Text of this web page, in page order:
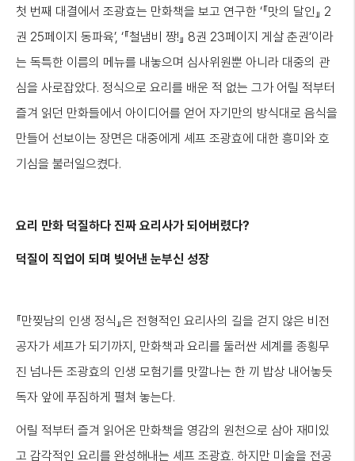
첫 번째 대결에서 조광효는 만화책을 보고 연구한 ‘『맛의 달인』 2
권 25페이지 동파육’, ‘『철냄비 짱!』 8권 23페이지 게살 춘권’이라
는 독특한 이름의 메뉴를 내놓으며 심사위원뿐 아니라 대중의 관
심을 사로잡았다. 정식으로 요리를 배운 적 없는 그가 어릴 적부터
즐겨 읽던 만화들에서 아이디어를 얻어 자기만의 방식대로 음식을
만들어 선보이는 장면은 대중에게 셰프 조광효에 대한 흥미와 호
기심을 불러일으켰다.
요리 만화 덕질하다 진짜 요리사가 되어버렸다?
덕질이 직업이 되며 빚어낸 눈부신 성장
『만찢남의 인생 정식』은 전형적인 요리사의 길을 걷지 않은 비전
공자가 셰프가 되기까지, 만화책과 요리를 둘러싼 세계를 종횡무
진 넘나든 조광효의 인생 모험기를 맛깔나는 한 끼 밥상 내어놓듯
독자 앞에 푸짐하게 펼쳐 놓는다.
어릴 적부터 즐겨 읽어온 만화책을 영감의 원천으로 삼아 재미있
고 감각적인 요리를 완성해내는 셰프 조광효. 하지만 미술을 전공